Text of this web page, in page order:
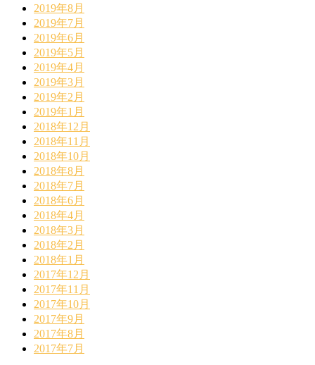
2019年8月
2019年7月
2019年6月
2019年5月
2019年4月
2019年3月
2019年2月
2019年1月
2018年12月
2018年11月
2018年10月
2018年8月
2018年7月
2018年6月
2018年4月
2018年3月
2018年2月
2018年1月
2017年12月
2017年11月
2017年10月
2017年9月
2017年8月
2017年7月